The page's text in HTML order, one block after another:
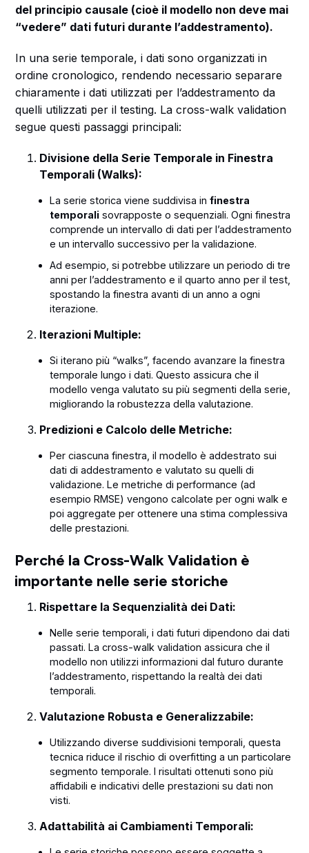
del principio causale (cioè il modello non deve mai
“vedere” dati futuri durante l’addestramento).
In una serie temporale, i dati sono organizzati in
ordine cronologico, rendendo necessario separare
chiaramente i dati utilizzati per l’addestramento da
quelli utilizzati per il testing. La cross-walk validation
segue questi passaggi principali:
Divisione della Serie Temporale in Finestra
Temporali (Walks):
La serie storica viene suddivisa infinestra
temporali sovrapposte o sequenziali. Ogni finestra
comprende un intervallo di dati per l’addestramento
e un intervallo successivo per la validazione.
Ad esempio, si potrebbe utilizzare un periodo di tre
anni per l’addestramento e il quarto anno per il test,
spostando la finestra avanti di un anno a ogni
iterazione.
Iterazioni Multiple:
Si iterano più “walks”, facendo avanzare la finestra
temporale lungo i dati. Questo assicura che il
modello venga valutato su più segmenti della serie,
migliorando la robustezza della valutazione.
Predizioni e Calcolo delle Metriche:
Per ciascuna finestra, il modello è addestrato sui
dati di addestramento e valutato su quelli di
validazione. Le metriche di performance (ad
esempio RMSE) vengono calcolate per ogni walk e
poi aggregate per ottenere una stima complessiva
delle prestazioni.
Perché la Cross-Walk Validation è
importante nelle serie storiche
Rispettare la Sequenzialità dei Dati:
Nelle serie temporali, i dati futuri dipendono dai dati
passati. La cross-walk validation assicura che il
modello non utilizzi informazioni dal futuro durante
l’addestramento, rispettando la realtà dei dati
temporali.
Valutazione Robusta e Generalizzabile:
Utilizzando diverse suddivisioni temporali, questa
tecnica riduce il rischio di overfitting a un particolare
segmento temporale. I risultati ottenuti sono più
affidabili e indicativi delle prestazioni su dati non
visti.
Adattabilità ai Cambiamenti Temporali: